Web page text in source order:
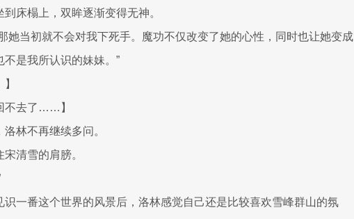
床榻上，双眸逐渐变得无神。
她当初就不会对我下死手。魔功不仅改变了她的心性，同时也让她变成
是我所认识的妹妹。”
不去了……】
林不再继续多问。
清雪的肩膀。
识一番这个世界的风景后，洛林感觉自己还是比较喜欢雪峰群山的氛